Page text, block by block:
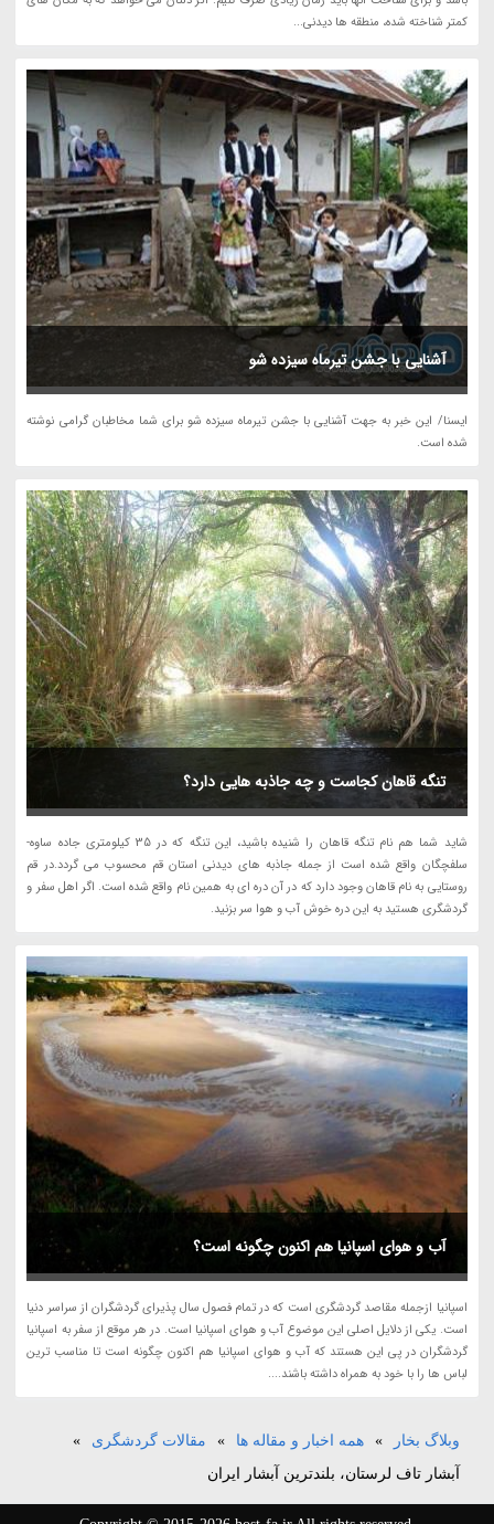
کمتر شناخته شده، منطقه ها دیدنی...
آشنایی با جشن تیرماه سیزده شو
ایسنا/ این خبر به جهت آشنایی با جشن تیرماه سیزده شو برای شما مخاطبان گرامی نوشته
شده است.
تنگه قاهان کجاست و چه جاذبه هایی دارد؟
شاید شما هم نام تنگه قاهان را شنیده باشید، این تنگه که در 35 کیلومتری جاده ساوه-
سلفچگان واقع شده است از جمله جاذبه های دیدنی استان قم محسوب می گردد.در قم
روستایی به نام قاهان وجود دارد که در آن دره ای به همین نام واقع شده است. اگر اهل سفر و
گردشگری هستید به این دره خوش آب و هوا سر بزنید.
آب و هوای اسپانیا هم اکنون چگونه است؟
اسپانیا ازجمله مقاصد گردشگری است که در تمام فصول سال پذیرای گردشگران از سراسر دنیا
است. یکی از دلایل اصلی این موضوع آب و هوای اسپانیا است. در هر موقع از سفر به اسپانیا
گردشگران در پی این هستند که آب و هوای اسپانیا هم اکنون چگونه است تا مناسب ترین
لباس ها را با خود به همراه داشته باشند....
وبلاگ بخار » همه اخبار و مقاله ها » مقالات گردشگری
»
آبشار تاف لرستان، بلندترین آبشار ایران